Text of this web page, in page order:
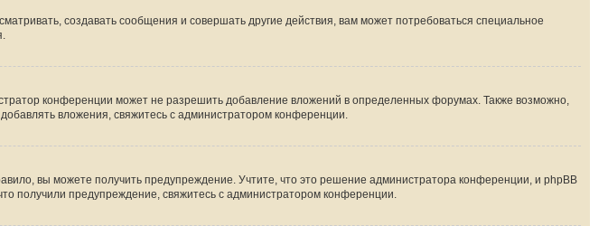
создавать сообщения и совершать другие действия, вам может потребоваться специальное
конференции может не разрешить добавление вложений в определенных форумах. Также возможно,
вложения, свяжитесь с администратором конференции.
вы можете получить предупреждение. Учтите, что это решение администратора конференции, и phpBB
получили предупреждение, свяжитесь с администратором конференции.